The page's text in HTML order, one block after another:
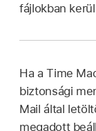
fájlokban
Ha a Time
biztonsági
Mail által
megadott